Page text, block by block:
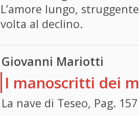
L’amore lungo,
volta al declino.
Giovanni Mariotti
I manoscritti dei
La nave di Teseo, Pag.